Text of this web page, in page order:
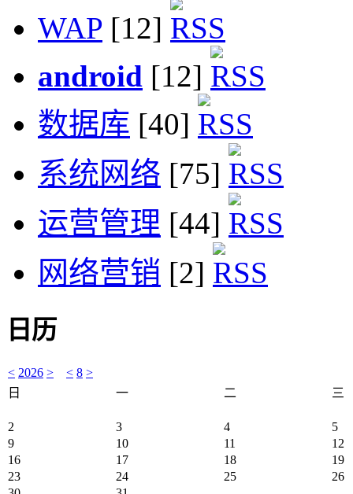
WAP [12]
android [12]
数据库 [40]
系统网络 [75]
运营管理 [44]
网络营销 [2]
日历
< 2026 > < 8 >
日
一 二 三
2 3 4
5
9
10 11
12
16
17 18
19
23
24 25
26